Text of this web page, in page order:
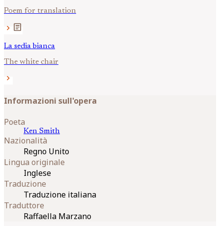
Poem for translation
chevron_right article
La sedia bianca
The white chair
chevron_right
Informazioni sull'opera
Poeta
Ken Smith
Nazionalità
Regno Unito
Lingua originale
Inglese
Traduzione
Traduzione italiana
Traduttore
Raffaella Marzano